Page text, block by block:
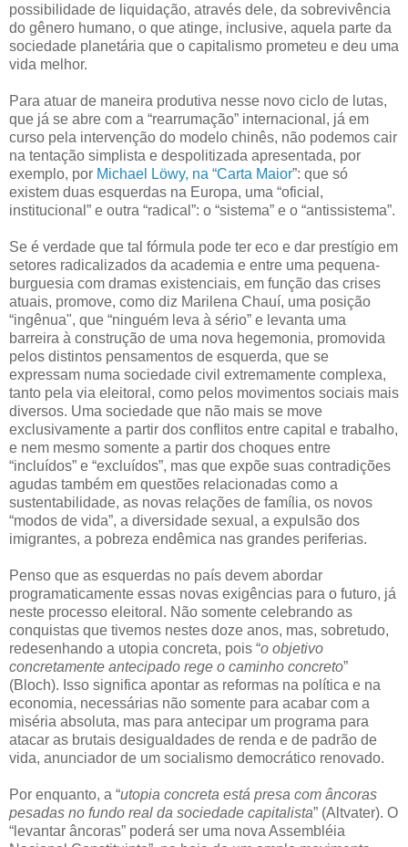
possibilidade de liquidação, através dele, da sobrevivência
do gênero humano, o que atinge, inclusive, aquela parte da
sociedade planetária que o capitalismo prometeu e deu uma
vida melhor.
Para atuar de maneira produtiva nesse novo ciclo de lutas,
que já se abre com a “rearrumação” internacional, já em
curso pela intervenção do modelo chinês, não podemos cair
na tentação simplista e despolitizada apresentada, por
exemplo, por Michael Löwy, na “Carta Maior”: que só
existem duas esquerdas na Europa, uma “oficial,
institucional” e outra “radical”: o “sistema” e o “antissistema”.
Se é verdade que tal fórmula pode ter eco e dar prestígio em
setores radicalizados da academia e entre uma pequena-
burguesia com dramas existenciais, em função das crises
atuais, promove, como diz Marilena Chauí, uma posição
“ingênua", que “ninguém leva à sério” e levanta uma
barreira à construção de uma nova hegemonia, promovida
pelos distintos pensamentos de esquerda, que se
expressam numa sociedade civil extremamente complexa,
tanto pela via eleitoral, como pelos movimentos sociais mais
diversos. Uma sociedade que não mais se move
exclusivamente a partir dos conflitos entre capital e trabalho,
e nem mesmo somente a partir dos choques entre
“incluídos” e “excluídos”, mas que expõe suas contradições
agudas também em questões relacionadas como a
sustentabilidade, as novas relações de família, os novos
“modos de vida”, a diversidade sexual, a expulsão dos
imigrantes, a pobreza endêmica nas grandes periferias.
Penso que as esquerdas no país devem abordar
programaticamente essas novas exigências para o futuro, já
neste processo eleitoral. Não somente celebrando as
conquistas que tivemos nestes doze anos, mas, sobretudo,
redesenhando a utopia concreta, pois “o objetivo
concretamente antecipado rege o caminho concreto”
(Bloch). Isso significa apontar as reformas na política e na
economia, necessárias não somente para acabar com a
miséria absoluta, mas para antecipar um programa para
atacar as brutais desigualdades de renda e de padrão de
vida, anunciador de um socialismo democrático renovado.
Por enquanto, a “utopia concreta está presa com âncoras
pesadas no fundo real da sociedade capitalista” (Altvater). O
“levantar âncoras” poderá ser uma nova Assembléia